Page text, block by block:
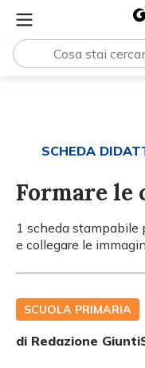
SCHEDA
Formare le
1 scheda stampabile
e collegare le
SCUOLA PRIMARIA
di Redazione